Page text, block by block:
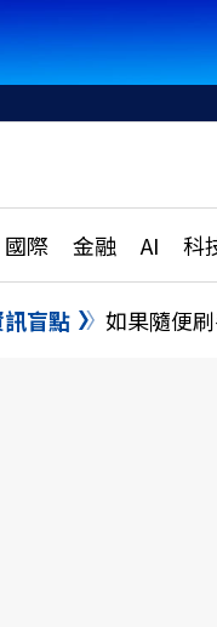
國際 金融 AI 科
話題
國際
盲點 如果隨便